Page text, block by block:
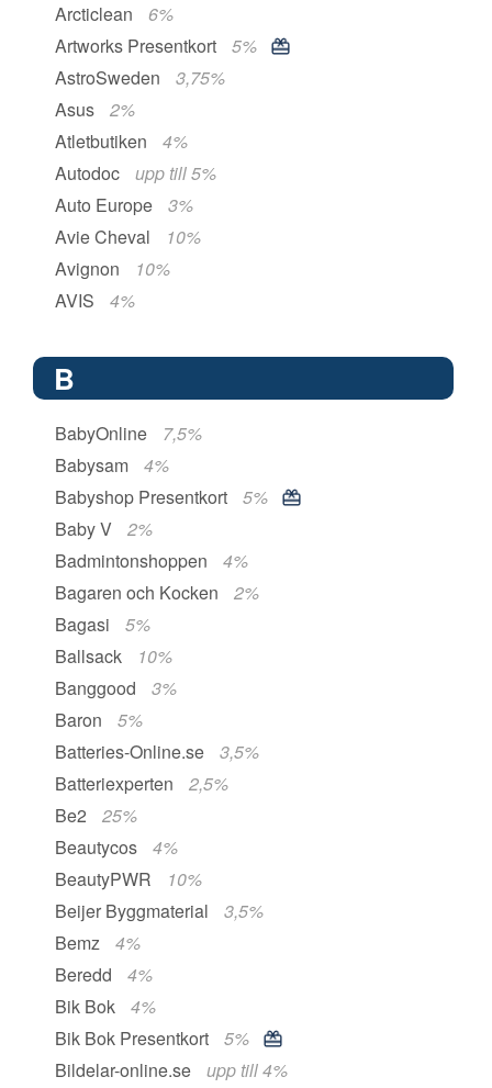
Arcticlean
6%
Artworks Presentkort
5%
AstroSweden
3,75%
Asus
2%
Atletbutiken
4%
Autodoc
upp till 5%
Auto Europe
3%
Avie Cheval
10%
Avignon
10%
AVIS
4%
B
BabyOnline
7,5%
Babysam
4%
Babyshop Presentkort
5%
Baby V
2%
Badmintonshoppen
4%
Bagaren och Kocken
2%
Bagasi
5%
Ballsack
10%
Banggood
3%
Baron
5%
Batteries-Online.se
3,5%
Batteriexperten
2,5%
Be2
25%
Beautycos
4%
BeautyPWR
10%
Beijer Byggmaterial
3,5%
Bemz
4%
Beredd
4%
Bik Bok
4%
Bik Bok Presentkort
5%
Bildelar-online.se
upp till 4%